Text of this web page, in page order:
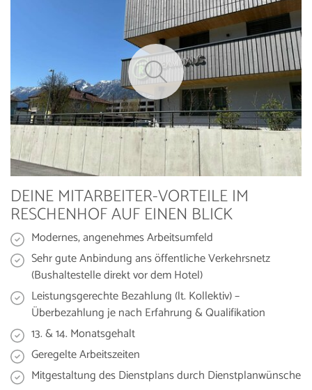
DEINE MITARBEITER-VORTEILE IM
RESCHENHOF AUF EINEN BLICK
Modernes, angenehmes Arbeitsumfeld
Sehr gute Anbindung ans öffentliche Verkehrsnetz
(Bushaltestelle direkt vor dem Hotel)
Leistungsgerechte Bezahlung (lt. Kollektiv) –
Überbezahlung je nach Erfahrung & Qualifikation
13. & 14. Monatsgehalt
Geregelte Arbeitszeiten
Mitgestaltung des Dienstplans durch Dienstplanwünsche